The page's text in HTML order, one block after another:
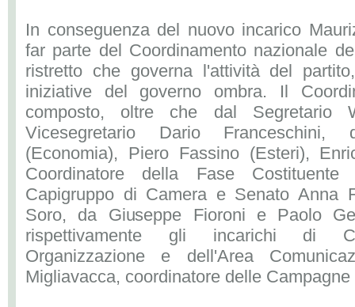
In conseguenza del nuovo incarico
far parte del Coordinamento nazionale
ristretto che governa l'attività del
iniziative del governo ombra. Il
composto, oltre che dal Segretario
Vicesegretario Dario
(Economia), Piero Fassino (Esteri),
Coordinatore della Fase
Capigruppo di Camera e Senato Anna
Soro, da Giuseppe Fioroni e Paolo
rispettivamente gli incarichi di
Organizzazione e dell'Area
Migliavacca, coordinatore delle